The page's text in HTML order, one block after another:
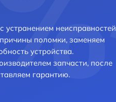
устранением неисправностей
поломки, заменяем
устройства.
запчасти, после
гарантию.